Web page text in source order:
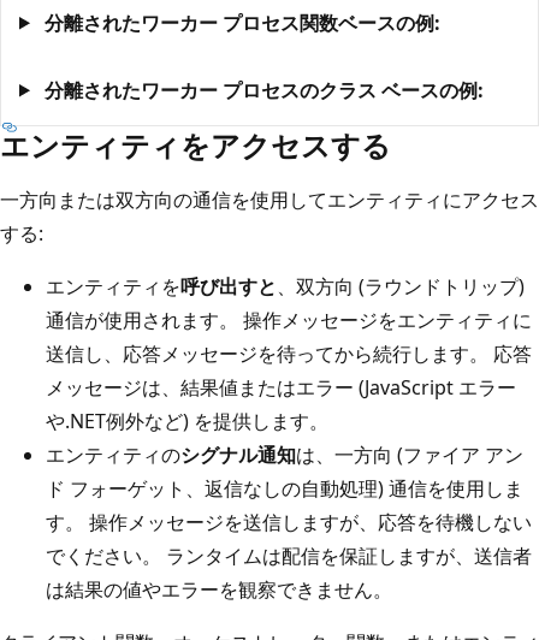
分離されたワーカー プロセス関数ベースの例:
分離されたワーカー プロセスのクラス ベースの例:
エンティティをアクセスする
一方向または双方向の通信を使用してエンティティにアクセス
する:
エンティティを呼び出すと、双方向 (ラウンドトリップ)
通信が使用されます。 操作メッセージをエンティティに
送信し、応答メッセージを待ってから続行します。 応答
メッセージは、結果値またはエラー (JavaScript エラー
や.NET例外など) を提供します。
エンティティのシグナル通知は、一方向 (ファイア アン
ド フォーゲット、返信なしの自動処理) 通信を使用しま
す。 操作メッセージを送信しますが、応答を待機しない
でください。 ランタイムは配信を保証しますが、送信者
は結果の値やエラーを観察できません。